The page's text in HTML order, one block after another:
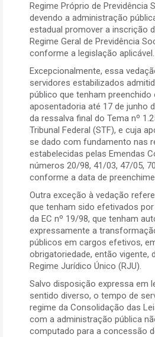
Regime Próprio de Previdência
devendo a administração
estadual promover a inscrição
Regime Geral de Previdência
conforme a legislação aplicável.
Excepcionalmente, essa
servidores estabilizados
público que tenham
aposentadoria até 17 de junho
da ressalva final do Tema nº
Tribunal Federal (STF), e cuja
se dado com fundamento nas
estabelecidas pelas Emendas
números 20/98, 41/03, 47/05,
conforme a data de
Outra exceção à vedação
que tenham sido efetivados
da EC nº 19/98, que tenham
expressamente a
públicos em cargos efetivos,
obrigatoriedade, então vigente,
Regime Jurídico Único (RJU).
Salvo disposição expressa em
sentido diverso, o tempo de
regime da Consolidação das
com a administração pública
computado para a concessão